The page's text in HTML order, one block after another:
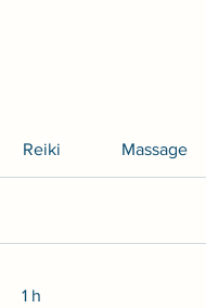
Reiki Massage
1 h